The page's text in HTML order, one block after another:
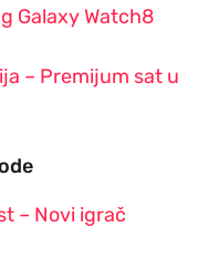
Galaxy Watch8
– Premijum sat u
– Novi igrač